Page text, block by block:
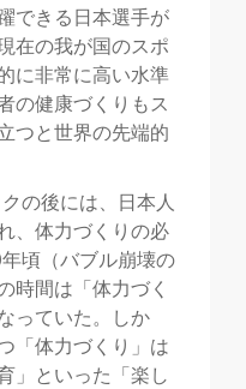
できる日本選手が
在の我が国のスポ
に非常に高い水準
の健康づくりもス
つと世界の先端的
の後には、日本人
、体力づくりの必
頃（バブル崩壊の
時間は「体力づく
っていた。しか
「体力づくり」は
」といった「楽し